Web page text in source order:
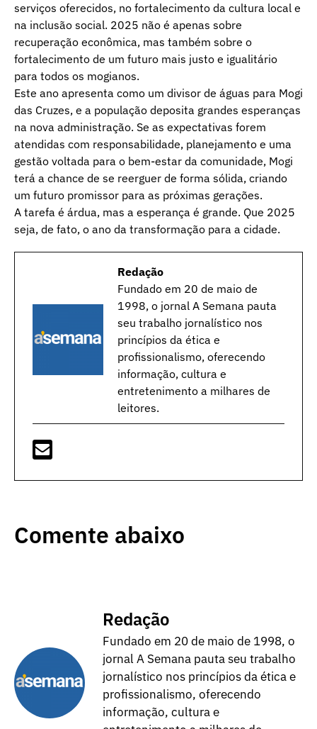
serviços oferecidos, no fortalecimento da cultura local e
na inclusão social. 2025 não é apenas sobre
recuperação econômica, mas também sobre o
fortalecimento de um futuro mais justo e igualitário
para todos os mogianos.
Este ano apresenta como um divisor de águas para Mogi
das Cruzes, e a população deposita grandes esperanças
na nova administração. Se as expectativas forem
atendidas com responsabilidade, planejamento e uma
gestão voltada para o bem-estar da comunidade, Mogi
terá a chance de se reerguer de forma sólida, criando
um futuro promissor para as próximas gerações.
A tarefa é árdua, mas a esperança é grande. Que 2025
seja, de fato, o ano da transformação para a cidade.
Redação
Fundado em 20 de maio de
1998, o jornal A Semana pauta
seu trabalho jornalístico nos
princípios da ética e
profissionalismo, oferecendo
informação, cultura e
entretenimento a milhares de
leitores.
Comente abaixo
Redação
Fundado em 20 de maio de 1998, o
jornal A Semana pauta seu trabalho
jornalístico nos princípios da ética e
profissionalismo, oferecendo
informação, cultura e